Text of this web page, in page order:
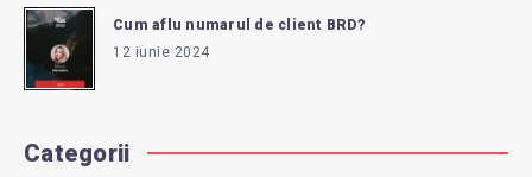
Cum aflu numarul de client BRD?
12 iunie 2024
Categorii